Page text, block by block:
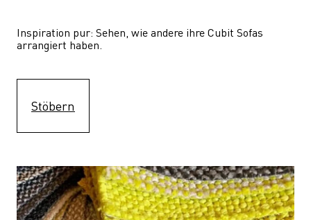
Inspiration pur: Sehen, wie andere ihre Cubit Sofas
arrangiert haben.
Stöbern